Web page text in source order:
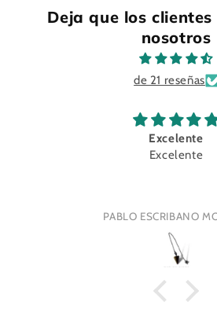
Deja que los
nosotros
de 21 reseñas
Excelente
Excelente
PABLO ESCRIBANO